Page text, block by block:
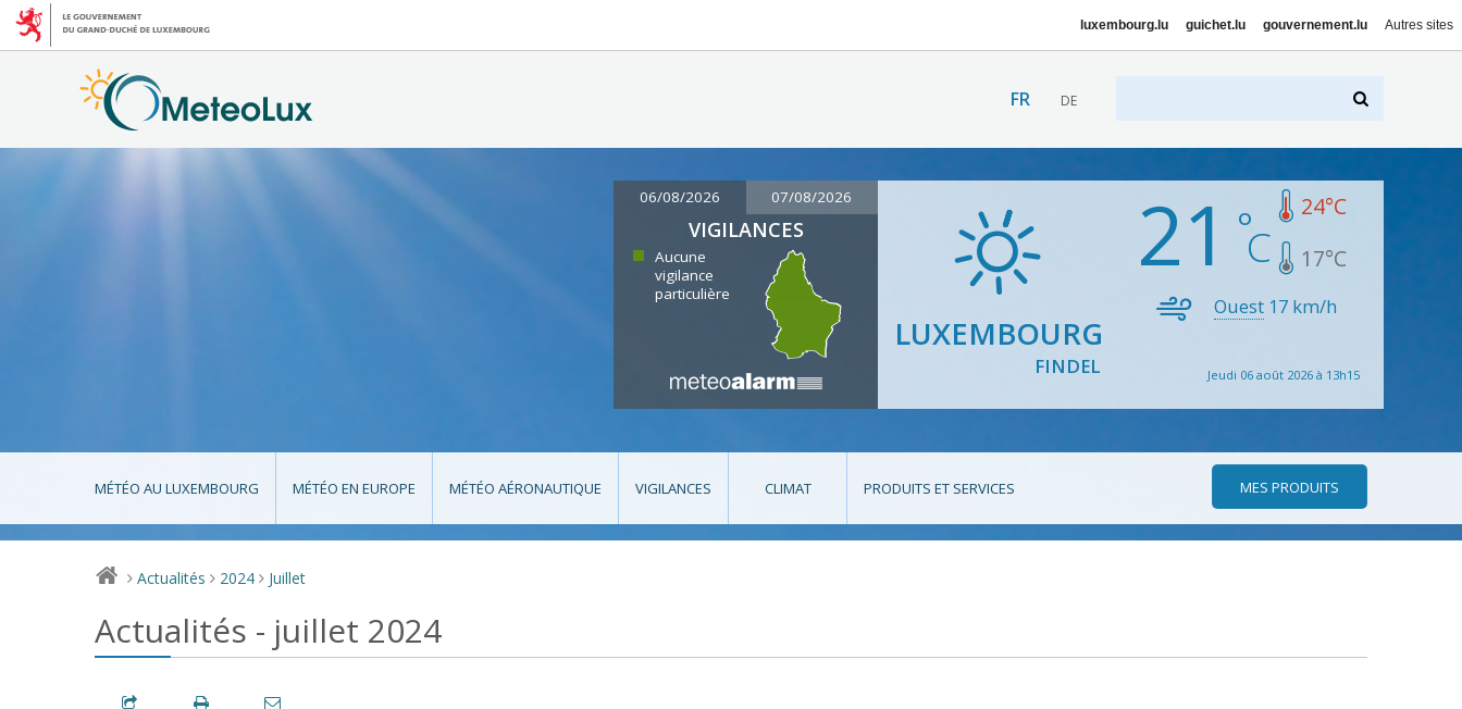
luxembourg.lu guichet.lu gouvernement.lu Autres sites
FR DE
06/08/2026 07/08/2026
VIGILANCES
Aucune
vigilance
particulière
LUXEMBOURG
FINDEL
21 24°C
17°C
Ouest 17 km/h
Jeudi 06 août 2026 à 13h15
MÉTÉO AU LUXEMBOURG MÉTÉO EN EUROPE MÉTÉO AÉRONAUTIQUE VIGILANCES CLIMAT PRODUITS ET SERVICES MES PRODUITS
> Actualités > 2024 > Juillet
Actualités - juillet 2024